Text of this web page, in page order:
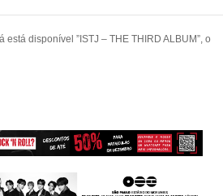
está disponível ”ISTJ – THE THIRD ALBUM”, o